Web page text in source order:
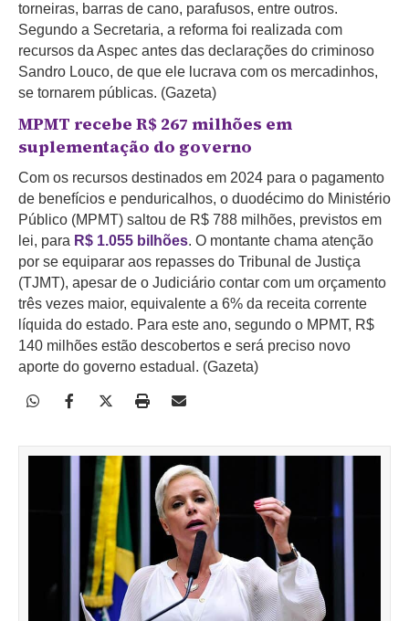
torneiras, barras de cano, parafusos, entre outros.
Segundo a Secretaria, a reforma foi realizada com
recursos da Aspec antes das declarações do criminoso
Sandro Louco, de que ele lucrava com os mercadinhos,
se tornarem públicas. (Gazeta)
MPMT recebe R$ 267 milhões em
suplementação do governo
Com os recursos destinados em 2024 para o pagamento
de benefícios e penduricalhos, o duodécimo do Ministério
Público (MPMT) saltou de R$ 788 milhões, previstos em
lei, para R$ 1.055 bilhões. O montante chama atenção
por se equiparar aos repasses do Tribunal de Justiça
(TJMT), apesar de o Judiciário contar com um orçamento
três vezes maior, equivalente a 6% da receita corrente
líquida do estado. Para este ano, segundo o MPMT, R$
140 milhões estão descobertos e será preciso novo
aporte do governo estadual. (Gazeta)